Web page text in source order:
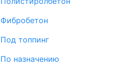
Фибробетон
Под топпинг
По назначению